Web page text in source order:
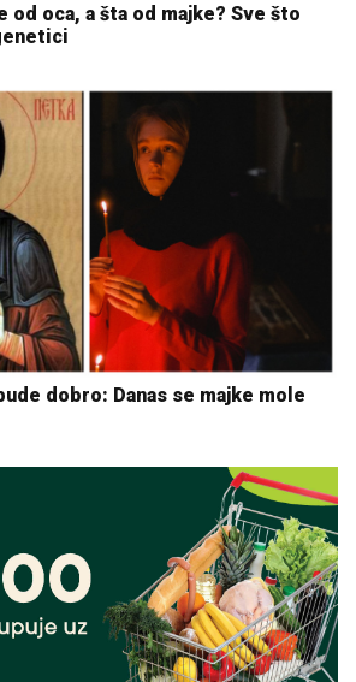
od oca, a šta od majke? Sve što
dobro: Danas se majke mole